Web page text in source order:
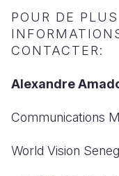
POUR DE
CONTACTER:
Alexandre
Communications
World Vision